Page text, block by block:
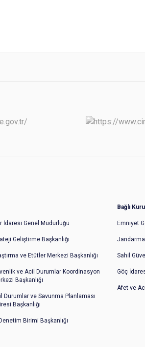
İdaresi Genel Müdürlüğü
Geliştirme Başkanlığı
ve Etütler Merkezi Başkanlığı
ve Acil Durumlar Koordinasyon
Başkanlığı
Durumlar ve Savunma Planlaması
Başkanlığı
Birimi Başkanlığı
Bağlı
Emniyet
Jandarma
Sahil
Göç
Afet ve